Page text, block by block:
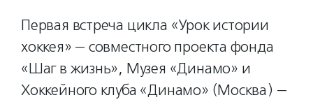
Первая встреча цикла «Урок истории
хоккея» — совместного проекта фонда
«Шаг в жизнь», Музея «Динамо» и
Хоккейного клуба «Динамо» (Москва) —